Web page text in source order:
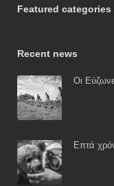
Featured categories
Recent news
Οι
Επτά